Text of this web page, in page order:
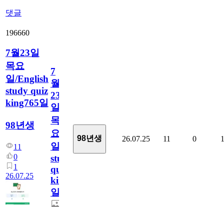
댓글
196660
7월23일
목요
일/English
study quiz
king765일
98년생
11
0
1
26.07.25
7
월
23
일
목
요
일/English
study
quiz
king765
일
98년생 26.07.25 11 0 1